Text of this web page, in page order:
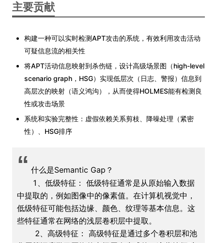
主要贡献
构建一种可以实时检测APT攻击的系统，有效利用攻击活动
可疑信息流的相关性
将APT活动信息映射到杀伤链，设计高级场景图（high-level
scenario graph，HSG）实现低层次（日志、警报）信息到
高层次的映射（语义鸿沟），从而使得HOLMES能有检测良
性或攻击场景
系统和实验完整性：虚假依赖关系剪枝、降噪处理（紧密
性）、HSG排序
“ 什么是Semantic Gap？
1、低级特征： 低级特征通常是从原始输入数据
中提取的，例如图像中的像素值。在计算机视觉中，
低级特征可能包括边缘、颜色、纹理等基本信息。这
些特征通常在网络的浅层卷积层中提取。
2、高级特征： 高级特征是通过多个卷积层和池